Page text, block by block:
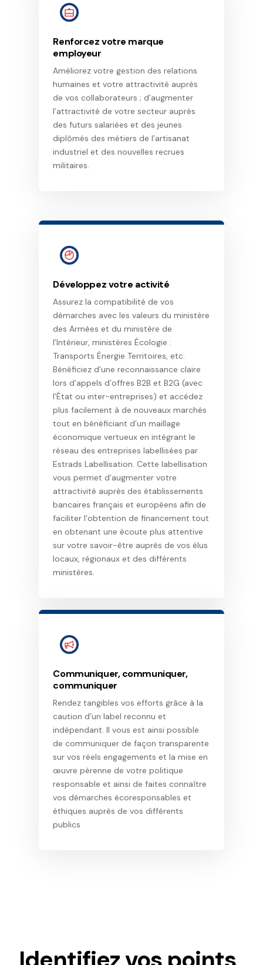
Renforcez votre marque
employeur
Améliorez votre gestion des relations
humaines et votre attractivité auprès
de vos collaborateurs ; d’augmenter
l’attractivité de votre secteur auprès
des futurs salariées et des jeunes
diplômés des métiers de l’artisanat
industriel et des nouvelles recrues
militaires.
Développez votre activité
Assurez la compatibilité de vos
démarches avec les valeurs du ministère
des Armées et du ministère de
l’Intérieur, ministères Écologie :
Transports Énergie Territoires, etc.
Bénéficiez d’une reconnaissance claire
lors d’appels d’offres B2B et B2G (avec
l’État ou inter-entreprises) et accédez
plus facilement à de nouveaux marchés
tout en bénéficiant d’un maillage
économique vertueux en intégrant le
réseau des entreprises labellisées par
Estrads Labellisation. Cette labellisation
vous permet d’augmenter votre
attractivité auprès des établissements
bancaires français et européens afin de
faciliter l’obtention de financement tout
en obtenant une écoute plus attentive
sur votre savoir-être auprès de vos élus
locaux, régionaux et des différents
ministères.
Communiquer, communiquer,
communiquer​
Rendez tangibles vos efforts grâce à la
caution d’un label reconnu et
indépendant. Il vous est ainsi possible
de communiquer de façon transparente
sur vos réels engagements et la mise en
œuvre pérenne de votre politique
responsable et ainsi de faites connaître
vos démarches écoresponsables et
éthiques auprès de vos différents
publics